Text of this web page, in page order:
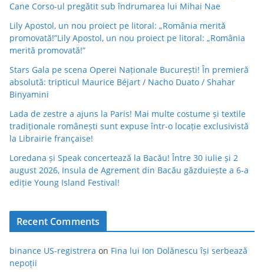
Cane Corso-ul pregătit sub îndrumarea lui Mihai Nae
Lily Apostol, un nou proiect pe litoral: „România merită
promovată!”Lily Apostol, un nou proiect pe litoral: „România
merită promovată!”
Stars Gala pe scena Operei Naționale București! În premieră
absolută: tripticul Maurice Béjart / Nacho Duato / Shahar
Binyamini
Lada de zestre a ajuns la Paris! Mai multe costume și textile
tradiționale românești sunt expuse într-o locație exclusivistă
la Librairie française!
Loredana și Speak concertează la Bacău! Între 30 iulie și 2
august 2026, Insula de Agrement din Bacău găzduiește a 6-a
ediție Young Island Festival!
Recent Comments
binance US-registrera on Fina lui Ion Dolănescu își serbează
nepoții